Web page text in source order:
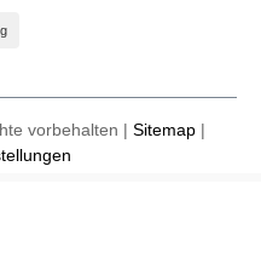
vorbehalten | Sitemap|